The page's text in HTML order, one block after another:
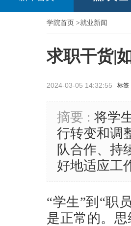
学院首页 >就业新闻
求职干货|
2024-03-05 14:32:55 标签
摘要 : 将学
行转变和调
队合作、持
好地适应工
“学生”到“职
是正常的。